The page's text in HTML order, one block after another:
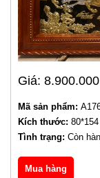
Giá:
Mã sản phẩm:
Kích thước:
Tình trạng: Còn